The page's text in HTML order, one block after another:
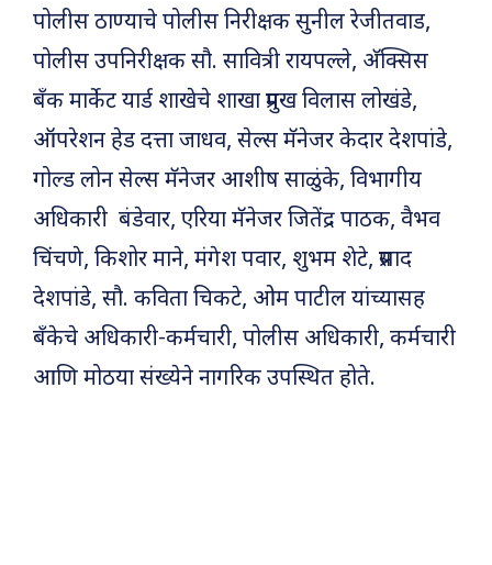
पोलीस ठाण्याचे पोलीस निरीक्षक सुनील रेजीतवाड,
पोलीस उपनिरीक्षक सौ. सावित्री रायपल्ले, अ‍ॅक्सिस
बँक मार्केट यार्ड शाखेचे शाखा प्रमुख विलास लोखंडे,
ऑपरेशन हेड दत्ता जाधव, सेल्स मॅनेजर केदार देशपांडे,
गोल्ड लोन सेल्स मॅनेजर आशीष साळुंके, विभागीय
अधिकारी बंडेवार, एरिया मॅनेजर जितेंद्र पाठक, वैभव
चिंचणे, किशोर माने, मंगेश पवार, शुभम शेटे, प्रसाद
देशपांडे, सौ. कविता चिकटे, ओम पाटील यांच्यासह
बँकेचे अधिकारी-कर्मचारी, पोलीस अधिकारी, कर्मचारी
आणि मोठया संख्येने नागरिक उपस्थित होते.